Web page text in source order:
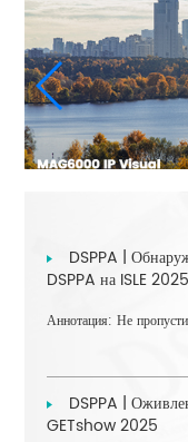
DSPPA |
DSPPA на ISLE 2025
Аннотация: Не
DSPPA |
GETshow 2025